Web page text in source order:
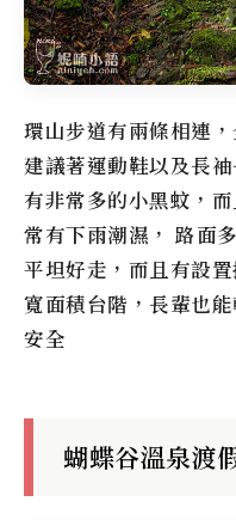
環山步道有兩條相連
建議著運動鞋以及長
有非常多的小黑蚊，
常有下雨潮濕， 路面
平坦好走，而且有設
寬面積台階，長輩也
安全
蝴蝶谷溫泉渡